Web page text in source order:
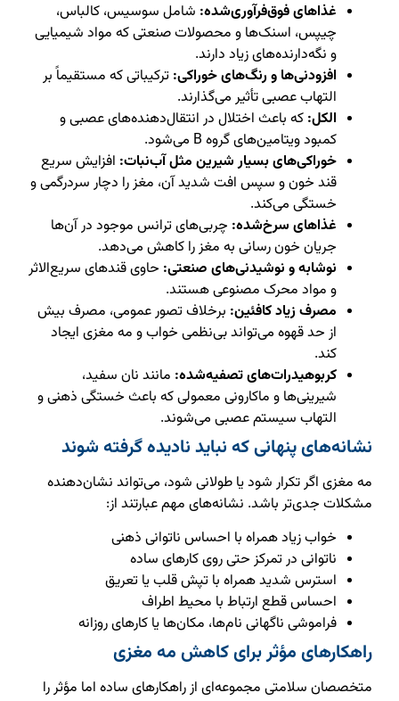
غذاهای فوق‌فرآوری‌شده: شامل سوسیس، کالباس،
چیپس، اسنک‌ها و محصولات صنعتی که مواد شیمیایی
و نگه‌دارنده‌های زیاد دارند.
افزودنی‌ها و رنگ‌های خوراکی: ترکیباتی که مستقیماً بر
التهاب عصبی تأثیر می‌گذارند.
الکل: که باعث اختلال در انتقال‌دهنده‌های عصبی و
کمبود ویتامین‌های گروه B می‌شود.
خوراکی‌های بسیار شیرین مثل آب‌نبات: افزایش سریع
قند خون و سپس افت شدید آن، مغز را دچار سردرگمی و
خستگی می‌کند.
غذاهای سرخ‌شده: چربی‌های ترانس موجود در آن‌ها
جریان خون رسانی به مغز را کاهش می‌دهد.
نوشابه و نوشیدنی‌های صنعتی: حاوی قندهای سریع‌الاثر
و مواد محرک مصنوعی هستند.
مصرف زیاد کافئین: برخلاف تصور عمومی، مصرف بیش
از حد قهوه می‌تواند بی‌نظمی خواب و مه مغزی ایجاد
کند.
کربوهیدرات‌های تصفیه‌شده: مانند نان سفید،
شیرینی‌ها و ماکارونی معمولی که باعث خستگی ذهنی و
التهاب سیستم عصبی می‌شوند.
نشانه‌های پنهانی که نباید نادیده گرفته شوند
مه مغزی اگر تکرار شود یا طولانی شود، می‌تواند نشان‌دهنده
مشکلات جدی‌تر باشد. نشانه‌های مهم عبارتند از:
خواب زیاد همراه با احساس ناتوانی ذهنی
ناتوانی در تمرکز حتی روی کارهای ساده
استرس شدید همراه با تپش قلب یا تعریق
احساس قطع ارتباط با محیط اطراف
فراموشی ناگهانی نام‌ها، مکان‌ها یا کارهای روزانه
راهکارهای مؤثر برای کاهش مه مغزی
متخصصان سلامتی مجموعه‌ای از راهکارهای ساده اما مؤثر را